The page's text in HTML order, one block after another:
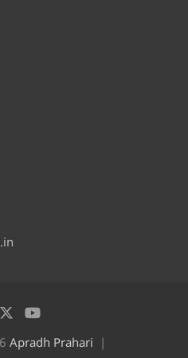
Apradh Prahari